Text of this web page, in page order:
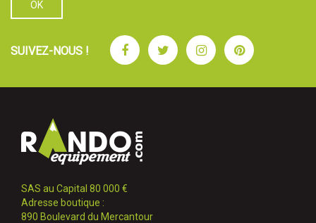
SUIVEZ-NOUS ! FacebookTwitterInstagramPinterest
SAS au Capital 80 000 €
Adresse boutique :
890 Boulevard du Mercantour